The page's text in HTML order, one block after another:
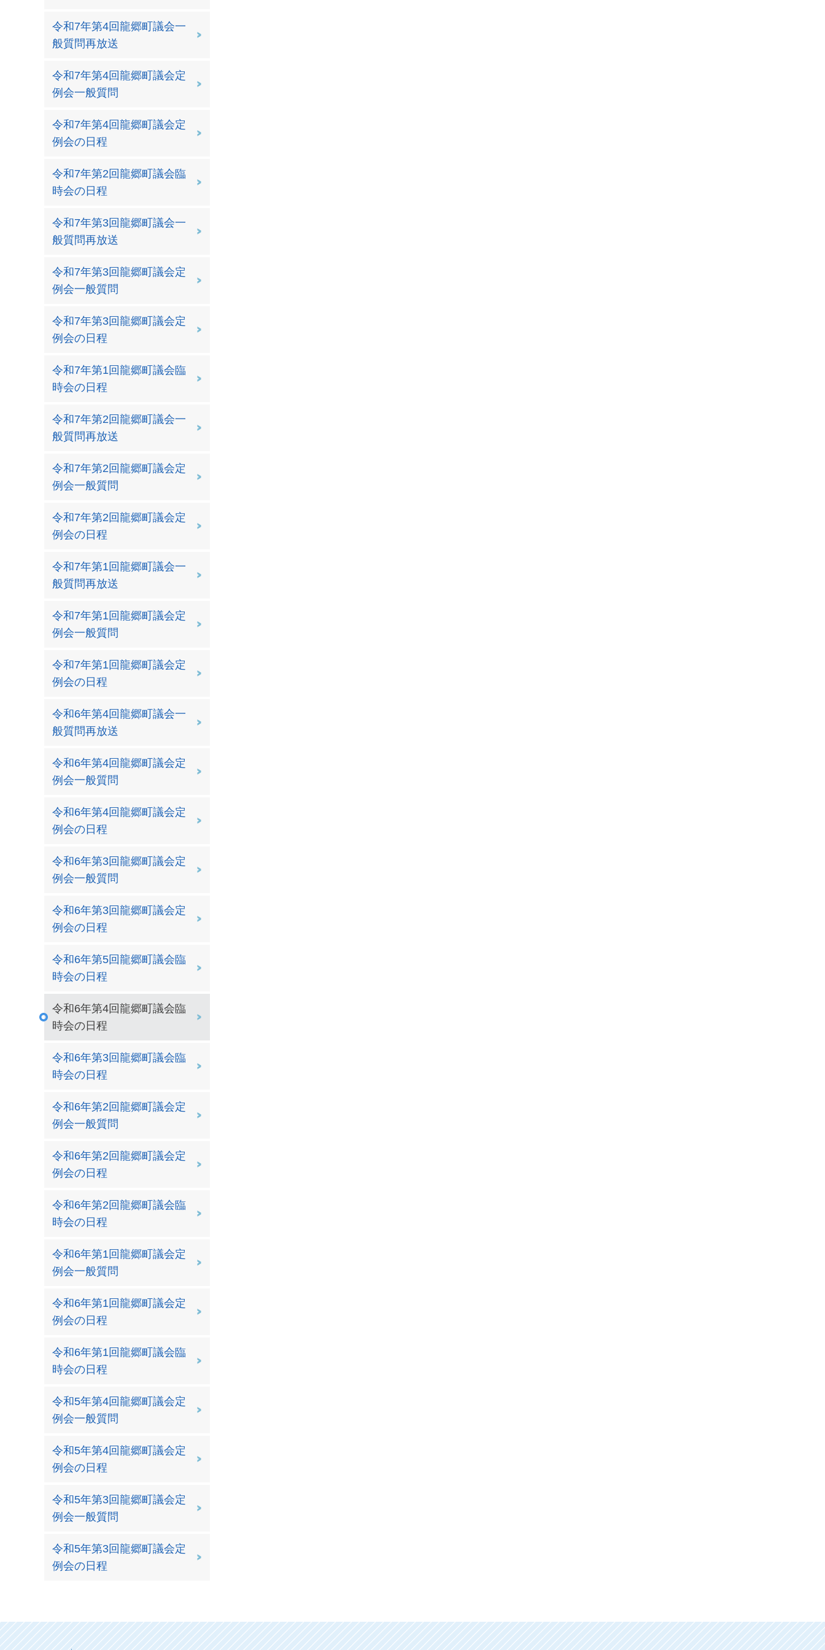
令和7年第4回龍郷町議会一
般質問再放送
令和7年第4回龍郷町議会定
例会一般質問
令和7年第4回龍郷町議会定
例会の日程
令和7年第2回龍郷町議会臨
時会の日程
令和7年第3回龍郷町議会一
般質問再放送
令和7年第3回龍郷町議会定
例会一般質問
令和7年第3回龍郷町議会定
例会の日程
令和7年第1回龍郷町議会臨
時会の日程
令和7年第2回龍郷町議会一
般質問再放送
令和7年第2回龍郷町議会定
例会一般質問
令和7年第2回龍郷町議会定
例会の日程
令和7年第1回龍郷町議会一
般質問再放送
令和7年第1回龍郷町議会定
例会一般質問
令和7年第1回龍郷町議会定
例会の日程
令和6年第4回龍郷町議会一
般質問再放送
令和6年第4回龍郷町議会定
例会一般質問
令和6年第4回龍郷町議会定
例会の日程
令和6年第3回龍郷町議会定
例会一般質問
令和6年第3回龍郷町議会定
例会の日程
令和6年第5回龍郷町議会臨
時会の日程
令和6年第4回龍郷町議会臨
時会の日程
令和6年第3回龍郷町議会臨
時会の日程
令和6年第2回龍郷町議会定
例会一般質問
令和6年第2回龍郷町議会定
例会の日程
令和6年第2回龍郷町議会臨
時会の日程
令和6年第1回龍郷町議会定
例会一般質問
令和6年第1回龍郷町議会定
例会の日程
令和6年第1回龍郷町議会臨
時会の日程
令和5年第4回龍郷町議会定
例会一般質問
令和5年第4回龍郷町議会定
例会の日程
令和5年第3回龍郷町議会定
例会一般質問
令和5年第3回龍郷町議会定
例会の日程